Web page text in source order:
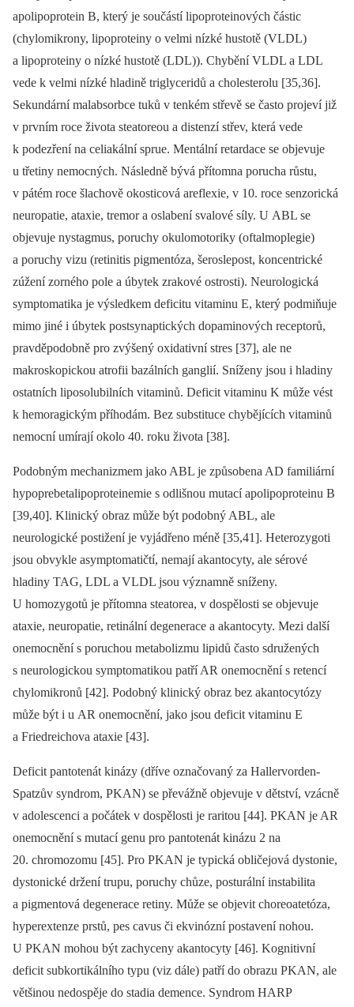
apolipoprotein B, který je součástí lipoproteinových částic
(chylomikrony, lipoproteiny o velmi nízké hustotě (VLDL)
a lipoproteiny o nízké hustotě (LDL)). Chybění VLDL a LDL
vede k velmi nízké hladině triglyceridů a cholesterolu [35,36].
Sekundární malabsorbce tuků v tenkém střevě se často projeví již
v prvním roce života steatoreou a distenzí střev, která vede
k podezření na celiakální sprue. Mentální retardace se objevuje
u třetiny nemocných. Následně bývá přítomna porucha růstu,
v pátém roce šlachově okosticová areflexie, v 10. roce senzorická
neuropatie, ataxie, tremor a oslabení svalové síly. U ABL se
objevuje nystagmus, poruchy okulomotoriky (oftalmoplegie)
a poruchy vizu (retinitis pigmentóza, šeroslepost, koncentrické
zúžení zorného pole a úbytek zrakové ostrosti). Neurologická
symptomatika je výsledkem deficitu vitaminu E, který podmiňuje
mimo jiné i úbytek postsynaptických dopaminových receptorů,
pravděpodobně pro zvýšený oxidativní stres [37], ale ne
makroskopickou atrofii bazálních ganglií. Sníženy jsou i hladiny
ostatních liposolubilních vitaminů. Deficit vitaminu K může vést
k hemoragickým příhodám. Bez substituce chybějících vitaminů
nemocní umírají okolo 40. roku života [38].
Podobným mechanizmem jako ABL je způsobena AD familiární
hypoprebetalipoproteinemie s odlišnou mutací apolipoproteinu B
[39,40]. Klinický obraz může být podobný ABL, ale
neurologické postižení je vyjádřeno méně [35,41]. Heterozygoti
jsou obvykle asymptomatičtí, nemají akantocyty, ale sérové
hladiny TAG, LDL a VLDL jsou významně sníženy.
U homozygotů je přítomna steatorea, v dospělosti se objevuje
ataxie, neuropatie, retinální degenerace a akantocyty. Mezi další
onemocnění s poruchou metabolizmu lipidů často sdružených
s neurologickou symptomatikou patří AR onemocnění s retencí
chylomikronů [42]. Podobný klinický obraz bez akantocytózy
může být i u AR onemocnění, jako jsou deficit vitaminu E
a Friedreichova ataxie [43].
Deficit pantotenát kinázy (dříve označovaný za Hallervorden-
Spatzův syndrom, PKAN) se převážně objevuje v dětství, vzácně
v adolescenci a počátek v dospělosti je raritou [44]. PKAN je AR
onemocnění s mutací genu pro pantotenát kinázu 2 na
20. chromozomu [45]. Pro PKAN je typická obličejová dystonie,
dystonické držení trupu, poruchy chůze, posturální instabilita
a pigmentová degenerace retiny. Může se objevit choreoatetóza,
hyperextenze prstů, pes cavus či ekvinózní postavení nohou.
U PKAN mohou být zachyceny akantocyty [46]. Kognitivní
deficit subkortikálního typu (viz dále) patří do obrazu PKAN, ale
většinou nedospěje do stadia demence. Syndrom HARP